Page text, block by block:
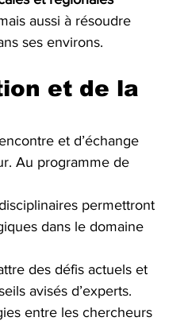
aussi à résoudre
ses environs.
et de la
et d’échange
Au programme de
permettront
dans le domaine
des défis actuels et
avisés d’experts.
entre les chercheurs